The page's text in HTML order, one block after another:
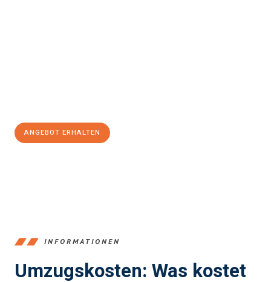
ANGEBOT ERHALTEN
INFORMATIONEN
Umzugskosten: Was kostet